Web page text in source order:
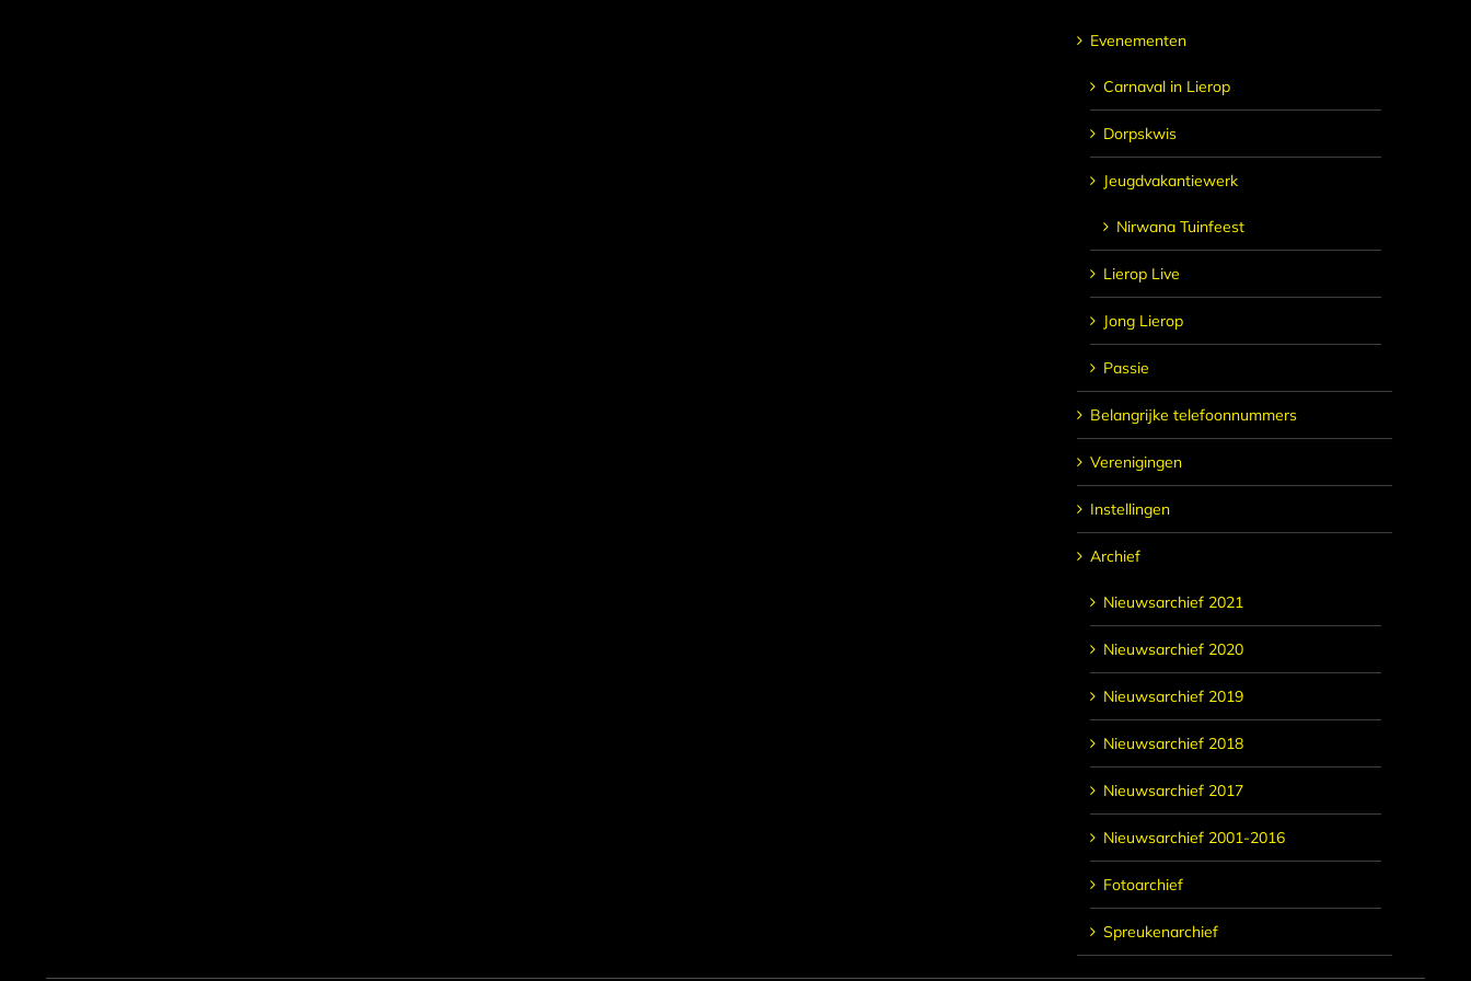
Evenementen
Carnaval in Lierop
Dorpskwis
Jeugdvakantiewerk
Nirwana Tuinfeest
Lierop Live
Jong Lierop
Passie
Belangrijke telefoonnummers
Verenigingen
Instellingen
Archief
Nieuwsarchief 2021
Nieuwsarchief 2020
Nieuwsarchief 2019
Nieuwsarchief 2018
Nieuwsarchief 2017
Nieuwsarchief 2001-2016
Fotoarchief
Spreukenarchief